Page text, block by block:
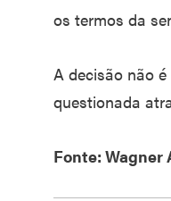
os termos da
A decisão não
questionada
Fonte: Wagner